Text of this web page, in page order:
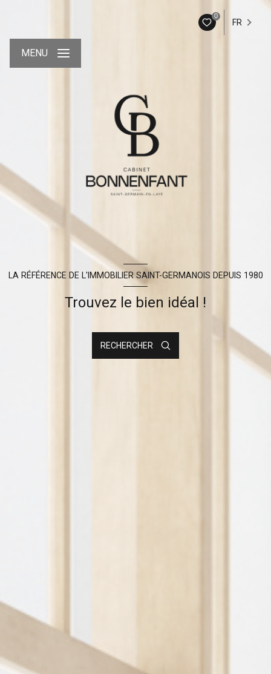
0
FR
MENU
LA RÉFÉRENCE DE L'IMMOBILIER SAINT-GERMANOIS DEPUIS 1980
Trouvez le bien idéal !
RECHERCHER